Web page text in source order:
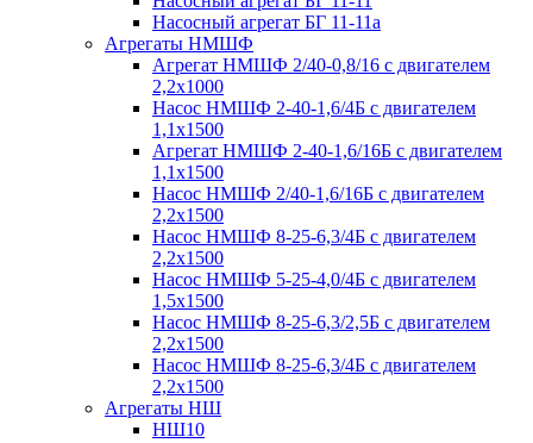
Насосный агрегат БГ 11-11а
Агрегаты НМШФ
Агрегат НМШФ 2/40-0,8/16 с двигателем
2,2х1000
Насос НМШФ 2-40-1,6/4Б с двигателем
1,1х1500
Агрегат НМШФ 2-40-1,6/16Б с двигателем
1,1х1500
Насос НМШФ 2/40-1,6/16Б с двигателем
2,2х1500
Насос НМШФ 8-25-6,3/4Б с двигателем
2,2х1500
Насос НМШФ 5-25-4,0/4Б с двигателем
1,5х1500
Насос НМШФ 8-25-6,3/2,5Б с двигателем
2,2х1500
Насос НМШФ 8-25-6,3/4Б с двигателем
2,2х1500
Агрегаты НШ
НШ10